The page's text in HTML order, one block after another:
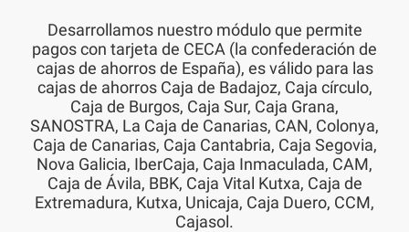
Desarrollamos nuestro módulo que permite
pagos con tarjeta de CECA (la confederación de
cajas de ahorros de España), es válido para las
cajas de ahorros Caja de Badajoz, Caja círculo,
Caja de Burgos, Caja Sur, Caja Grana,
SANOSTRA, La Caja de Canarias, CAN, Colonya,
Caja de Canarias, Caja Cantabria, Caja Segovia,
Nova Galicia, IberCaja, Caja Inmaculada, CAM,
Caja de Ávila, BBK, Caja Vital Kutxa, Caja de
Extremadura, Kutxa, Unicaja, Caja Duero, CCM,
Cajasol.